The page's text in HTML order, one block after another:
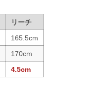
リーチ
165.5cm
170cm
4.5cm